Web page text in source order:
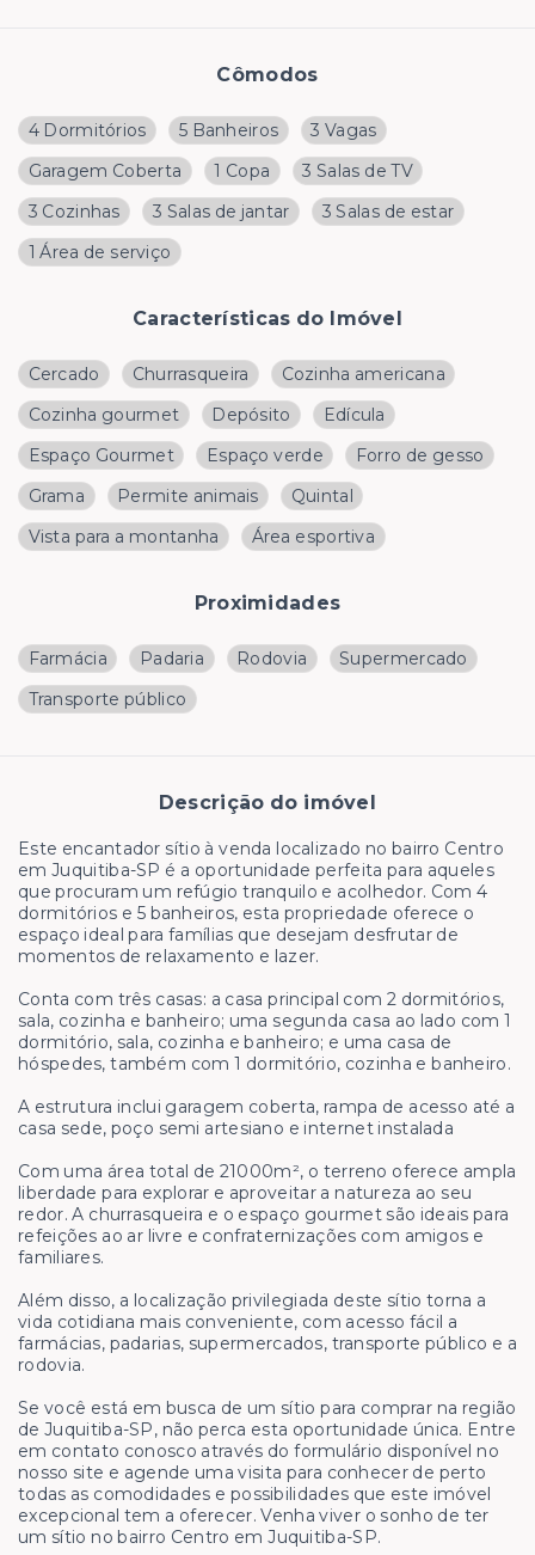
Cômodos
4 Dormitórios 5 Banheiros
3 Vagas
Garagem Coberta
1 Copa
3 Salas de TV
3 Cozinhas
3 Salas de jantar
3 Salas de estar
1 Área de serviço
Características do Imóvel
Cercado Churrasqueira
Cozinha americana
Cozinha gourmet
Depósito
Edícula
Espaço Gourmet
Espaço verde
Forro de gesso
Grama
Permite animais
Quintal
Vista para a montanha
Área esportiva
Proximidades
Farmácia Padaria Rodovia
Supermercado
Transporte público
Descrição do imóvel
Este encantador sítio à venda localizado no bairro Centro
em Juquitiba-SP é a oportunidade perfeita para aqueles
que procuram um refúgio tranquilo e acolhedor. Com 4
dormitórios e 5 banheiros, esta propriedade oferece o
espaço ideal para famílias que desejam desfrutar de
momentos de relaxamento e lazer.
Conta com três casas: a casa principal com 2 dormitórios,
sala, cozinha e banheiro; uma segunda casa ao lado com 1
dormitório, sala, cozinha e banheiro; e uma casa de
hóspedes, também com 1 dormitório, cozinha e banheiro.
A estrutura inclui garagem coberta, rampa de acesso até a
casa sede, poço semi artesiano e internet instalada
Com uma área total de 21000m², o terreno oferece ampla
liberdade para explorar e aproveitar a natureza ao seu
redor. A churrasqueira e o espaço gourmet são ideais para
refeições ao ar livre e confraternizações com amigos e
familiares.
Além disso, a localização privilegiada deste sítio torna a
vida cotidiana mais conveniente, com acesso fácil a
farmácias, padarias, supermercados, transporte público e a
rodovia.
Se você está em busca de um sítio para comprar na região
de Juquitiba-SP, não perca esta oportunidade única. Entre
em contato conosco através do formulário disponível no
nosso site e agende uma visita para conhecer de perto
todas as comodidades e possibilidades que este imóvel
excepcional tem a oferecer. Venha viver o sonho de ter
um sítio no bairro Centro em Juquitiba-SP.